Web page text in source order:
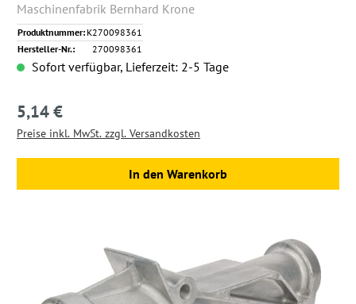
Maschinenfabrik Bernhard Krone
Produktnummer: K270098361
Hersteller-Nr.:
270098361
Sofort verfügbar, Lieferzeit: 2-5 Tage
Regulärer Preis:
5,14 €
Preise inkl. MwSt. zzgl. Versandkosten
In den Warenkorb